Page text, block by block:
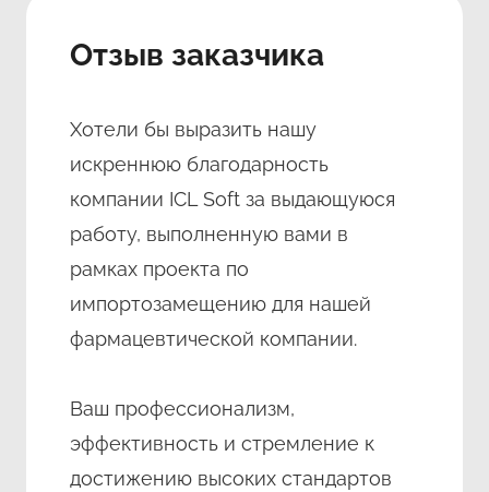
Отзыв заказчика
Хотели бы выразить нашу
искреннюю благодарность
компании ICL Soft за выдающуюся
работу, выполненную вами в
рамках проекта по
импортозамещению для нашей
фармацевтической компании.
Ваш профессионализм,
эффективность и стремление к
достижению высоких стандартов